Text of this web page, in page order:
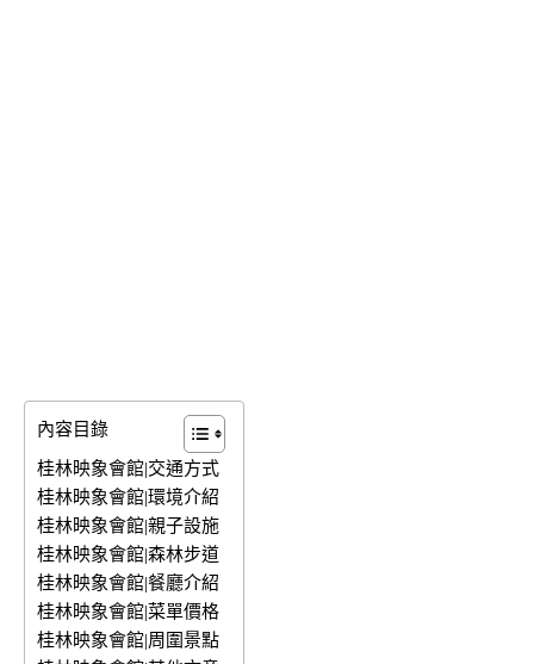
內容目錄
桂林映象會館|交通方式
桂林映象會館|環境介紹
桂林映象會館|親子設施
桂林映象會館|森林步道
桂林映象會館|餐廳介紹
桂林映象會館|菜單價格
桂林映象會館|周圍景點